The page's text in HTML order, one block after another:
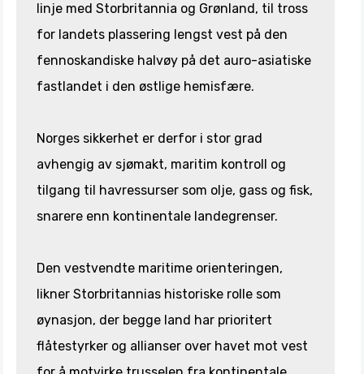
linje med Storbritannia og Grønland, til tross
for landets plassering lengst vest på den
fennoskandiske halvøy på det auro-asiatiske
fastlandet i den østlige hemisfære.
Norges sikkerhet er derfor i stor grad
avhengig av sjømakt, maritim kontroll og
tilgang til havressurser som olje, gass og fisk,
snarere enn kontinentale landegrenser.
Den vestvendte maritime orienteringen,
likner Storbritannias historiske rolle som
øynasjon, der begge land har prioritert
flåtestyrker og allianser over havet mot vest